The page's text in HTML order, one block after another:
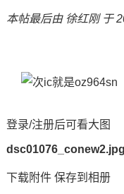
本帖最后由 徐红刚 于
登录/注册后可看大图
dsc01076_conew2.jpg
下载附件 保存到相册